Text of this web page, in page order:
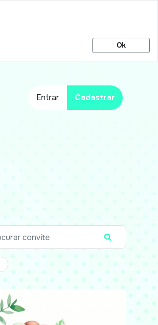
Ok
Entrar Cadastrar